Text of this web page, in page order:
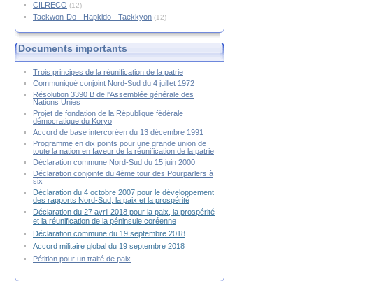
CILRECO (12)
Taekwon-Do - Hapkido - Taekkyon (12)
Documents importants
Trois principes de la réunification de la patrie
Communiqué conjoint Nord-Sud du 4 juillet 1972
Résolution 3390 B de l'Assemblée générale des
Nations Unies
Projet de fondation de la République fédérale
démocratique du Koryo
Accord de base intercoréen du 13 décembre 1991
Programme en dix points pour une grande union de
toute la nation en faveur de la réunification de la patrie
Déclaration commune Nord-Sud du 15 juin 2000
Déclaration conjointe du 4ème tour des Pourparlers à
six
Déclaration du 4 octobre 2007 pour le développement
des rapports Nord-Sud, la paix et la prospérité
Déclaration du 27 avril 2018 pour la paix, la prospérité
et la réunification de la péninsule coréenne
Déclaration commune du 19 septembre 2018
Accord militaire global du 19 septembre 2018
Pétition pour un traité de paix